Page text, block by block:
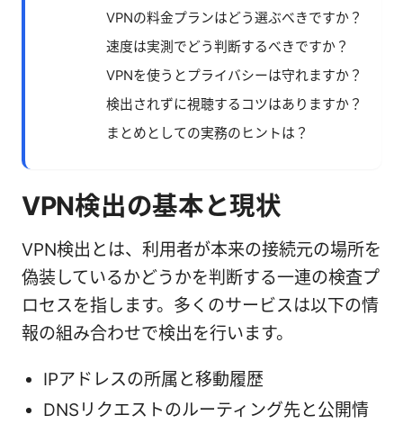
VPNの料金プランはどう選ぶべきですか？
速度は実測でどう判断するべきですか？
VPNを使うとプライバシーは守れますか？
検出されずに視聴するコツはありますか？
まとめとしての実務のヒントは？
VPN検出の基本と現状
VPN検出とは、利用者が本来の接続元の場所を
偽装しているかどうかを判断する一連の検査プ
ロセスを指します。多くのサービスは以下の情
報の組み合わせで検出を行います。
IPアドレスの所属と移動履歴
DNSリクエストのルーティング先と公開情